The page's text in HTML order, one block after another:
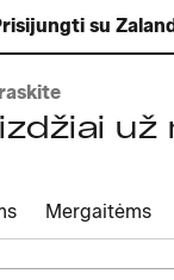
su
už
Mergaitėms